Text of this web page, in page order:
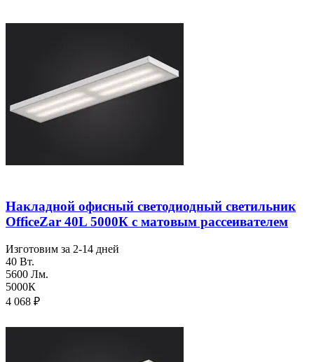
Накладной офисный светодиодный светильник
OfficeZar 40L 5000К с матовым рассеивателем
Изготовим за 2-14 дней
40 Вт.
5600 Лм.
5000К
4 068 ₽